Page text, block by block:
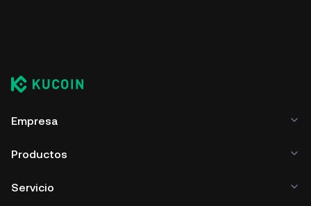
Empresa
Productos
Servicio